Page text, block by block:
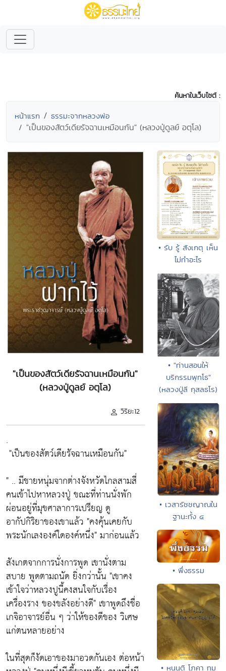
ค้นหาในเว็บไซต์ :
หน้าแรก ธรรมะจากหลวงพ่อ
"เป็นของสัตว์เดียรัจฉานเหมือนกัน" (หลวงปู่ดูลย์ อตุโล)
"เป็นของสัตว์เดียรัจฉานเหมือนกัน"
(หลวงปู่ดูลย์ อตุโล)
วิริยะ12
.
"เป็นของสัตว์เดียรัจฉานเหมือนกัน"
" .. มีชายหนุ่มจากต่างจังหวัดไกลสามสี่
คนเข้าไปหาหลวงปู่ ขณะที่ท่านนั่งพัก
ผ่อนอยู่ที่มุขศาลาการเปรียญ ดู
อากัปกิริยาของเขาแล้ว "คงคุ้นเคยกับ
พระนักเลงองค์ใดองค์หนึ่ง"มาก่อนแล้ว
สังเกตจากการนั่งการพูด เขานั่งตาม
สบาย พูดตามถนัด ยิ่งกว่านั้น "เขาคง
เข้าใจว่าหลวงปูนี้คงสนใจกับเรื่อง
เครื่องราง ของขลังอย่างดี" เขาพูดถึงชื่อ
เกจิอาจารย์อื่น ๆ ว่าให้ของดีของ วิเศษ
แก่ตนหลายอย่าง
ในที่สุดก็งัดเอาของมาอวดกันเอง ต่อหน้า
• รับ รู้ สังเกตุ เห็น
ไม่ทำอะไร
• "ท่านสอนให้
บริกรรมพุทโธ"
(หลวงปู่ลี กุสลธโร)
• เวสารัชชญาณใน
ฐานะทั้ง ๔
• พึ่งธรรม
• หนนฺติ โภคา ทุมฺ